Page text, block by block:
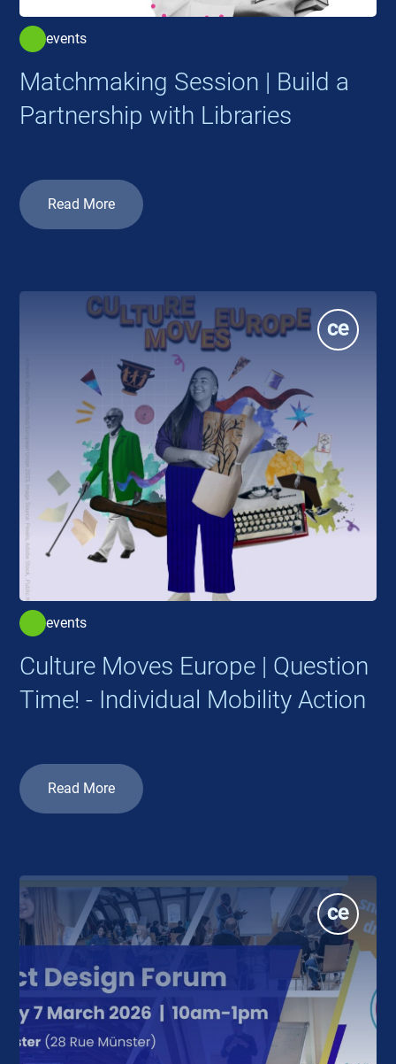
events
Matchmaking Session | Build a
Partnership with Libraries
Read More
events
Culture Moves Europe | Question
Time! - Individual Mobility Action
Read More